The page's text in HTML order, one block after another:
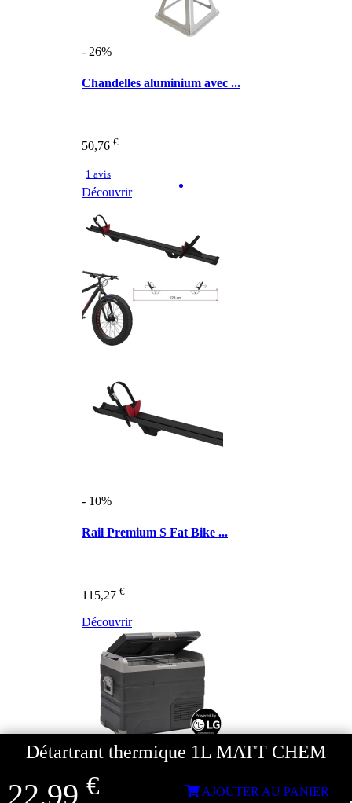
- 26%
Chandelles aluminium avec ...
50,76 €
1 avis
Découvrir
- 10%
Rail Premium S Fat Bike ...
115,27 €
Découvrir
Détartrant thermique 1L MATT CHEM
22,99 € AJOUTER AU PANIER